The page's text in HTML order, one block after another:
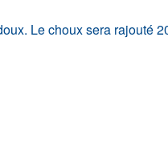
Le choux sera rajouté